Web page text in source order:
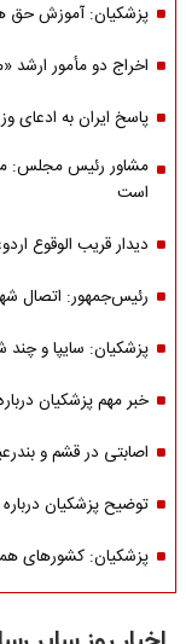
پزشکیان: آموزش حق
اخراج دو مأمور ارشد
پاسخ ایران به ادعای
مشاور رئیس مجلس:
است
دیدار قریب الوقوع
رئیس‌جمهور: اتصال
پزشکیان: سایپا و
خبر مهم پزشکیان
اصابتی در قشم و
توضیح پزشکیان
پزشکیان: کشورهای